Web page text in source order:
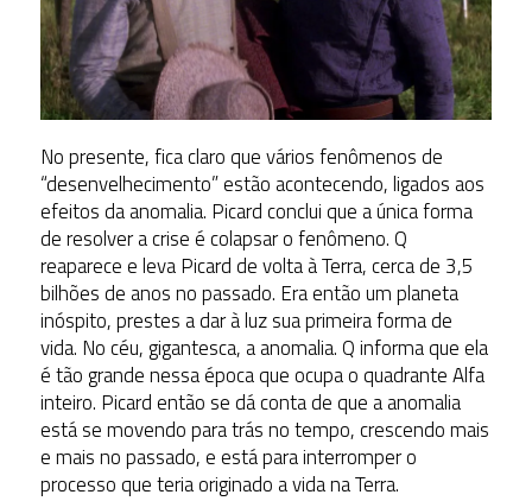
No presente, fica claro que vários fenômenos de
“desenvelhecimento” estão acontecendo, ligados aos
efeitos da anomalia. Picard conclui que a única forma
de resolver a crise é colapsar o fenômeno. Q
reaparece e leva Picard de volta à Terra, cerca de 3,5
bilhões de anos no passado. Era então um planeta
inóspito, prestes a dar à luz sua primeira forma de
vida. No céu, gigantesca, a anomalia. Q informa que ela
é tão grande nessa época que ocupa o quadrante Alfa
inteiro. Picard então se dá conta de que a anomalia
está se movendo para trás no tempo, crescendo mais
e mais no passado, e está para interromper o
processo que teria originado a vida na Terra.